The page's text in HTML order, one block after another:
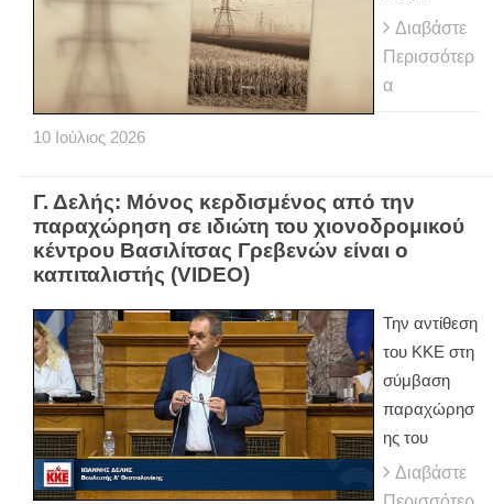
Διαβάστε
Περισσότερ
α
10 Ιούλιος 2026
Γ. Δελής: Μόνος κερδισμένος από την
παραχώρηση σε ιδιώτη του χιονοδρομικού
κέντρου Βασιλίτσας Γρεβενών είναι ο
καπιταλιστής (VIDEO)
Την αντίθεση
του ΚΚΕ στη
σύμβαση
παραχώρησ
ης του
Διαβάστε